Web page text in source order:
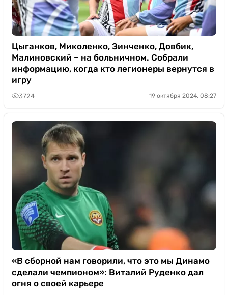
Цыганков, Миколенко, Зинченко, Довбик,
Малиновский – на больничном. Собрали
информацию, когда кто легионеры вернутся в
игру
3724 19 октября 2024, 08:27
«В сборной нам говорили, что это мы Динамо
сделали чемпионом»: Виталий Руденко дал
огня о своей карьере